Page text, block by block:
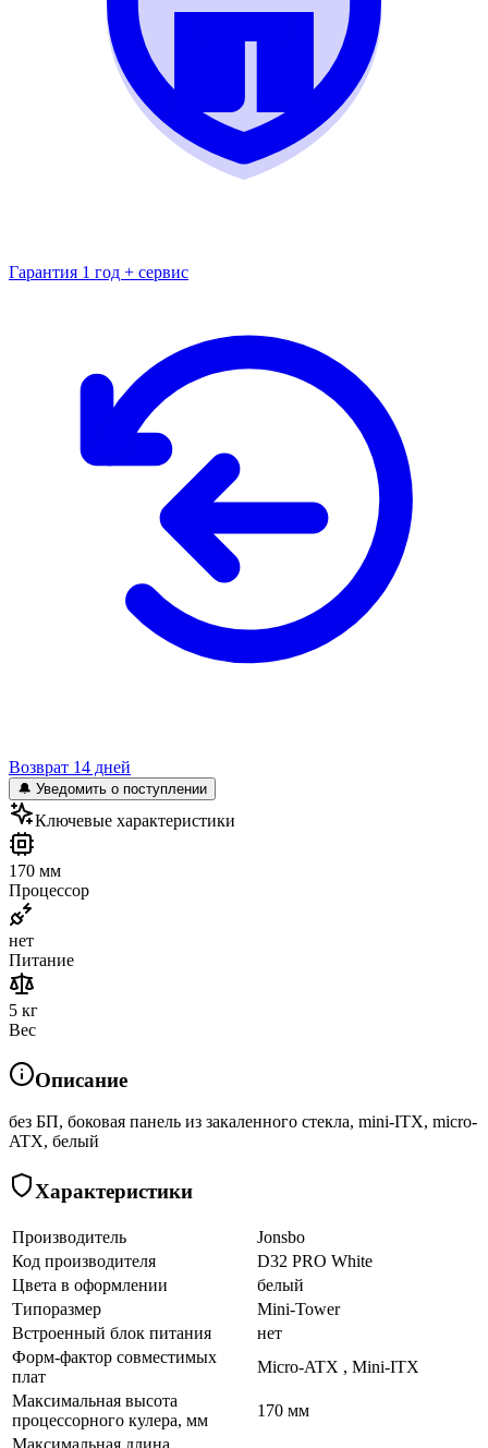
Гарантия 1 год + сервис
Возврат 14 дней
🔔 Уведомить о поступлении
Ключевые характеристики
170 мм
Процессор
нет
Питание
5 кг
Вес
Описание
без БП, боковая панель из закаленного стекла, mini-ITX, micro-
ATX, белый
Характеристики
Производитель
Jonsbo
Код производителя
D32 PRO White
Цвета в оформлении
белый
Типоразмер
Mini-Tower
Встроенный блок питания
нет
Форм-фактор совместимых
плат
Micro-ATX , Mini-ITX
Максимальная высота
процессорного кулера, мм
170 мм
Максимальная длина